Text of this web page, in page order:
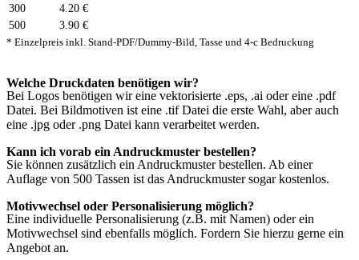
300
4.20 €
500
3.90 €
* Einzelpreis inkl. Stand-PDF/Dummy-Bild, Tasse und 4-c Bedruckung
Welche Druckdaten benötigen wir?
Bei Logos benötigen wir eine vektorisierte .eps, .ai oder eine .pdf
Datei. Bei Bildmotiven ist eine .tif Datei die erste Wahl, aber auch
eine .jpg oder .png Datei kann verarbeitet werden.
Kann ich vorab ein Andruckmuster bestellen?
Sie können zusätzlich ein Andruckmuster bestellen. Ab einer
Auflage von 500 Tassen ist das Andruckmuster sogar kostenlos.
Motivwechsel oder Personalisierung möglich?
Eine individuelle Personalisierung (z.B. mit Namen) oder ein
Motivwechsel sind ebenfalls möglich. Fordern Sie hierzu gerne ein
Angebot an.